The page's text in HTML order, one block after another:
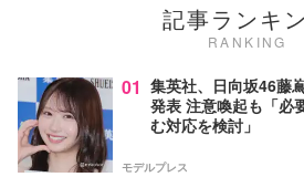
記事ランキ
RANKING
01 集英社、日向坂46藤
発表 注意喚起も「必
む対応を検討」
モデルプレス